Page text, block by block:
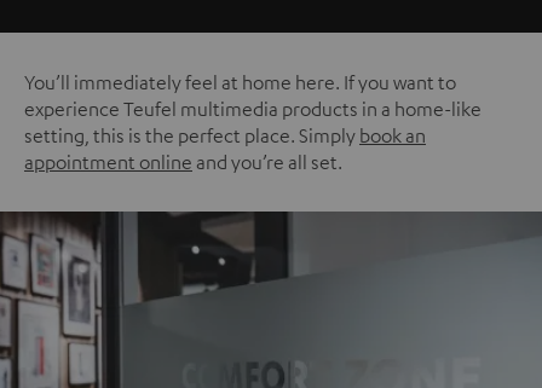
You’ll immediately feel at home here. If you want to
experience Teufel multimedia products in a home-like
setting, this is the perfect place. Simply book an
appointment online and you’re all set.